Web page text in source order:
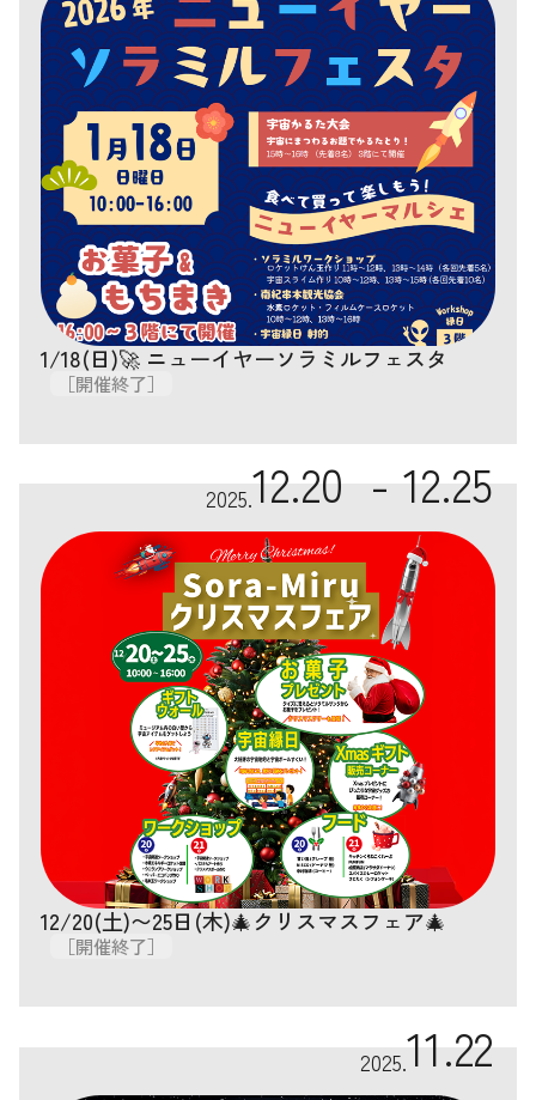
1/18(日)🚀 ニューイヤーソラミルフェスタ
［開催終了］
2025.12.20 - 12.25
12/20(土)〜25日(木)🎄クリスマスフェア🎄
［開催終了］
2025.11.22